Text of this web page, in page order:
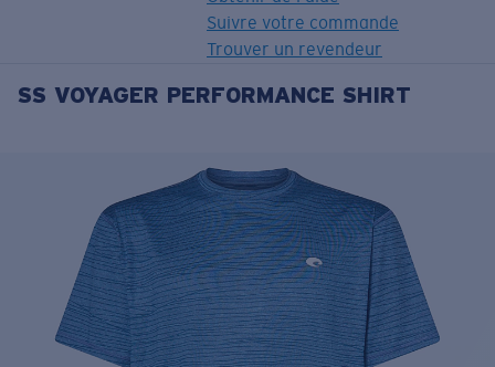
Suivre votre commande
Trouver un revendeur
OBJECTIF MIS À JOURAJOUTÉ AU PANIER!
Prix :
Quantité:
Prix : Gratuit
Quantité:
SS VOYAGER PERFORMANCE SHIRT